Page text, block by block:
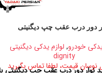
دور درب عقب چپ دیگنیتی
یدکی خودرو, لوازم یدکی دیگنیتی
dignity
نوسان قیمت، لطفا تماس بگیرید
نوار دور درب عقب چپ دیگنیتی